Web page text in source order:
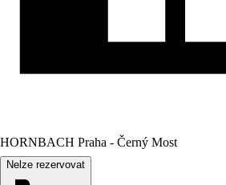
HORNBACH Praha - Černý Most
Nelze rezervovat